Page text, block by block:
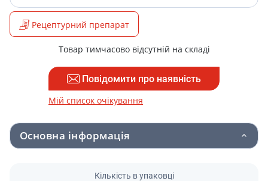
Рецептурний препарат
Товар тимчасово відсутній на складі
Повідомити про наявність
Мій список очікування
Основна інформація
Кількість в упаковці